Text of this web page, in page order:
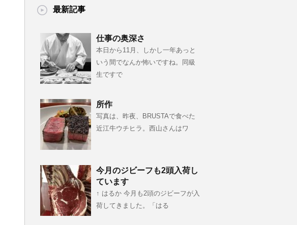
最新記事
仕事の奥深さ
本日から11月、しかし一年あっと
いう間でなんか怖いですね。同級
生ですで
所作
写真は、昨夜、BRUSTAで食べた
近江牛ウチヒラ。西山さんはワ
今月のジビーフも2頭入荷し
ています
↑ はるか 今月も2頭のジビーフが入
荷してきました。「はる